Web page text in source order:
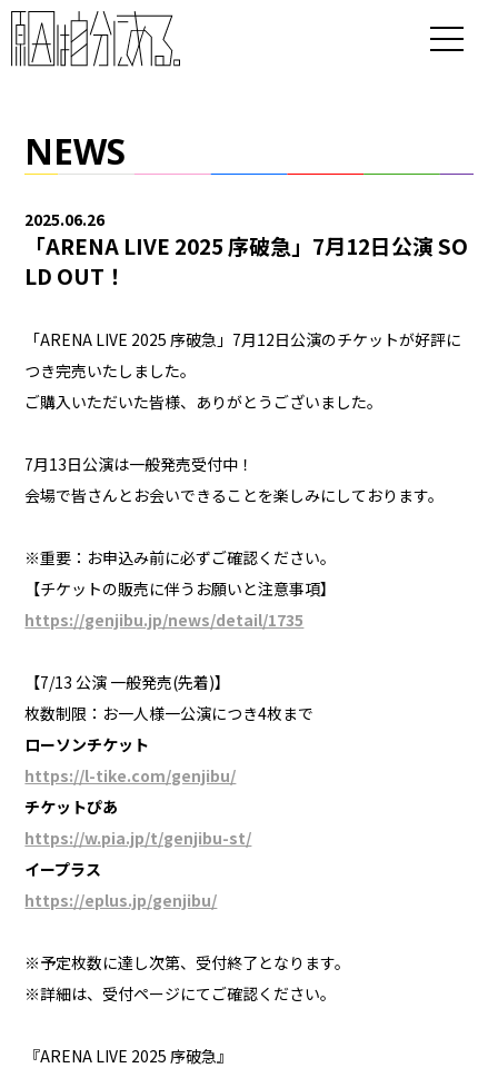
NEWS
2025.06.26
「ARENA LIVE 2025 序破急」7月12日公演 SO
LD OUT！
「ARENA LIVE 2025 序破急」7月12日公演のチケットが好評に
つき完売いたしました。
ご購入いただいた皆様、ありがとうございました。
7月13日公演は一般発売受付中！
会場で皆さんとお会いできることを楽しみにしております。
※重要：お申込み前に必ずご確認ください。
【チケットの販売に伴うお願いと注意事項】
https://genjibu.jp/news/detail/1735
【7/13 公演 一般発売(先着)】
枚数制限：お一人様一公演につき4枚まで
ローソンチケット
https://l-tike.com/genjibu/
チケットぴあ
https://w.pia.jp/t/genjibu-st/
イープラス
https://eplus.jp/genjibu/
※予定枚数に達し次第、受付終了となります。
※詳細は、受付ページにてご確認ください。
『ARENA LIVE 2025 序破急』